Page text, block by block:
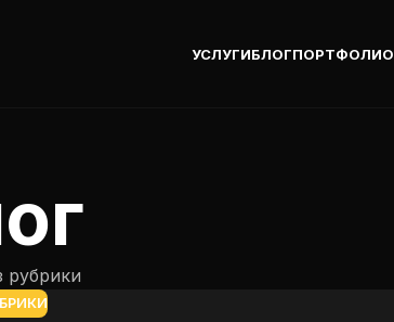
УСЛУГИБЛОГПОРТФОЛИО
рубрики